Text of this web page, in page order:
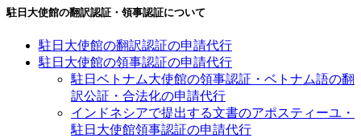
駐日大使館の翻訳認証・領事認証について
駐日大使館の翻訳認証の申請代行
駐日大使館の領事認証の申請代行
駐日ベトナム大使館の領事認証・ベトナム語の翻
訳公証・合法化の申請代行
インドネシアで提出する文書のアポスティーユ・
駐日大使館領事認証の申請代行